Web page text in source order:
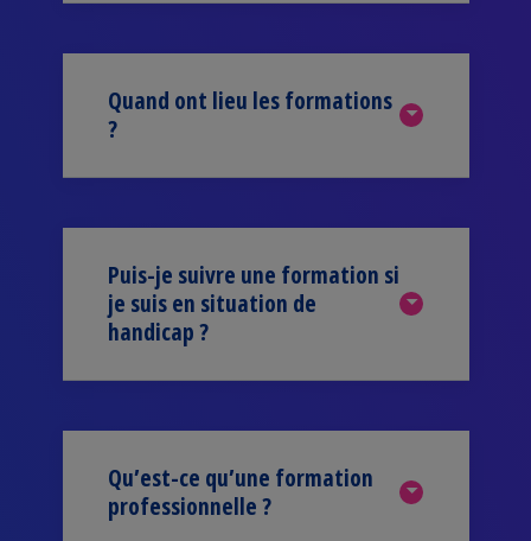
Quand ont lieu les formations
?
Puis-je suivre une formation si
je suis en situation de
handicap ?
Qu’est-ce qu’une formation
professionnelle ?